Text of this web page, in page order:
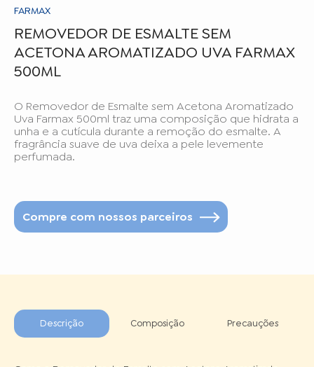
FARMAX
REMOVEDOR DE ESMALTE SEM
ACETONA AROMATIZADO UVA FARMAX
500ML
O Removedor de Esmalte sem Acetona Aromatizado
Uva Farmax 500ml traz uma composição que hidrata a
unha e a cutícula durante a remoção do esmalte. A
fragrância suave de uva deixa a pele levemente
perfumada.
Compre com nossos parceiros
Descrição Composição Precauções